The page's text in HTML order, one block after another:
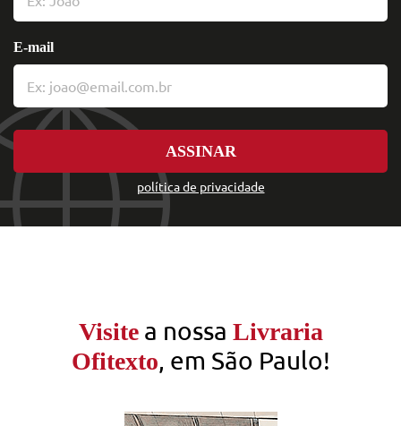
política de privacidade
E-mail
ASSINAR
Visitea nossa Livraria
Ofitexto, em São Paulo!